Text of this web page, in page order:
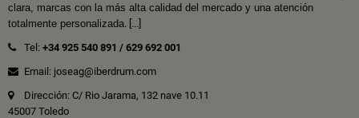
clara, marcas con la más alta calidad del mercado y una atención
totalmente personalizada. [...]
Tel: +34 925 540 891 / 629 692 001
Email: joseag@iberdrum.com
Dirección: C/ Rio Jarama, 132 nave 10.11
45007 Toledo